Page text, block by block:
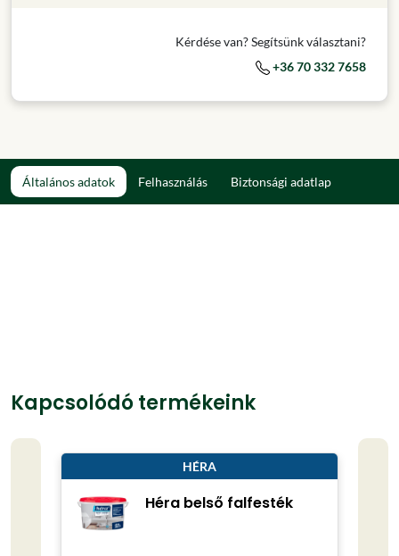
Kérdése van? Segítsünk választani?
+36 70 332 7658
Általános adatok Felhasználás Biztonsági adatlap
Kapcsolódó termékeink
HÉRA
Héra belső falfesték